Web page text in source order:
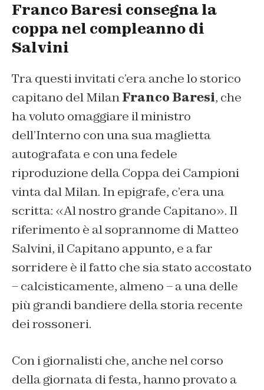
Franco Baresi consegna la
coppa nel compleanno di
Salvini
Tra questi invitati c’era anche lo storico
capitano del MilanFranco Baresi, che
ha voluto omaggiare il ministro
dell’Interno con una sua maglietta
autografata e con una fedele
riproduzione della Coppa dei Campioni
vinta dal Milan. In epigrafe, c’era una
scritta: «Al nostro grande Capitano». Il
riferimento è al soprannome di Matteo
Salvini, il Capitano appunto, e a far
sorridere è il fatto che sia stato accostato
– calcisticamente, almeno – a una delle
più grandi bandiere della storia recente
dei rossoneri.
Con i giornalisti che, anche nel corso
della giornata di festa, hanno provato a